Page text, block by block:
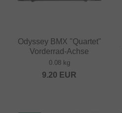
Odyssey BMX "Quartet"
Vorderrad-Achse
0.08 kg
9.20 EUR